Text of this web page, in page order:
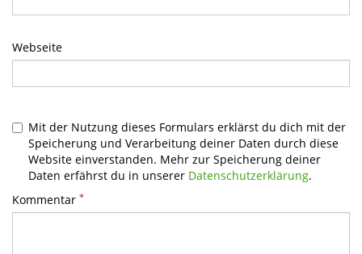
Webseite
Mit der Nutzung dieses Formulars erklärst du dich mit der
Speicherung und Verarbeitung deiner Daten durch diese
Website einverstanden. Mehr zur Speicherung deiner
Daten erfährst du in unserer Datenschutzerklärung.
Kommentar *